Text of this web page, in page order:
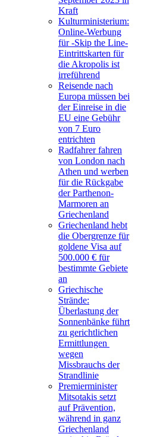
Kraft
Kulturministerium:
Online-Werbung
für -Skip the Line-
Eintrittskarten für
die Akropolis ist
irreführend
Reisende nach
Europa müssen bei
der Einreise in die
EU eine Gebühr
von 7 Euro
entrichten
Radfahrer fahren
von London nach
Athen und werben
für die Rückgabe
der Parthenon-
Marmoren an
Griechenland
Griechenland hebt
die Obergrenze für
goldene Visa auf
500.000 € für
bestimmte Gebiete
an
Griechische
Strände:
Überlastung der
Sonnenbänke führt
zu gerichtlichen
Ermittlungen
wegen
Missbrauchs der
Strandlinie
Premierminister
Mitsotakis setzt
auf Prävention,
während in ganz
Griechenland